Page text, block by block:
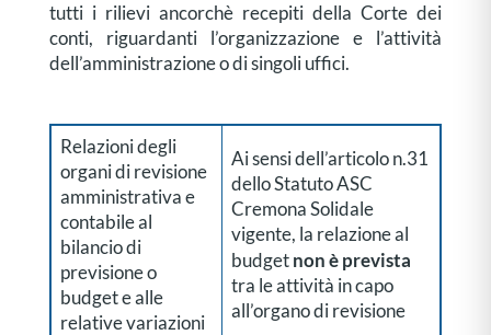
tutti i rilievi ancorchè recepiti della Corte dei
conti, riguardanti l’organizzazione e l’attività
dell’amministrazione o di singoli uffici.
Relazioni degli
organi di revisione
amministrativa e
contabile al
bilancio di
previsione o
budget e alle
relative variazioni
Ai sensi dell’articolo n.31
dello Statuto ASC
Cremona Solidale
vigente, la relazione al
budget non è prevista
tra le attività in capo
all’organo di revisione